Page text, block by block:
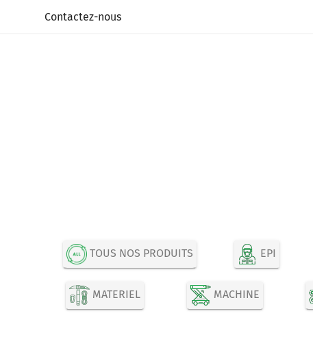
Contactez-nous
TOUS NOS PRODUITS EPI
MATERIEL MACHINE